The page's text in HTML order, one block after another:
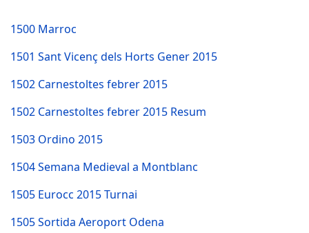
1500 Marroc
1501 Sant Vicenç dels Horts Gener 2015
1502 Carnestoltes febrer 2015
1502 Carnestoltes febrer 2015 Resum
1503 Ordino 2015
1504 Semana Medieval a Montblanc
1505 Eurocc 2015 Turnai
1505 Sortida Aeroport Odena